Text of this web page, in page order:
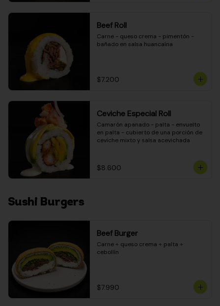
Beef Roll
Carne - queso crema - pimentón -
bañado en salsa huancaína
$7.200
Ceviche Especial Roll
Camarón apanado - palta - envuelto
en palta - cubierto de una porción de
ceviche mixto y salsa acevichada
$8.600
Sushi Burgers
Beef Burger
Carne + queso crema + palta +
cebollín
$7.990